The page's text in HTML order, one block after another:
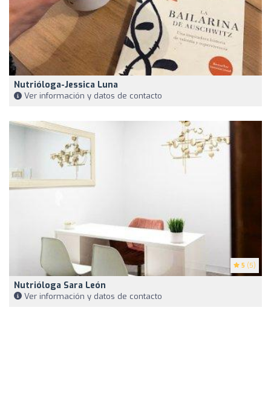
Nutrióloga-Jessica Luna
Ver información y datos de contacto
5 (5)
Nutrióloga Sara León
Ver información y datos de contacto